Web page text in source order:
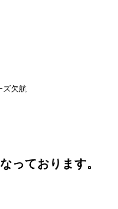
ズ欠航
っております。